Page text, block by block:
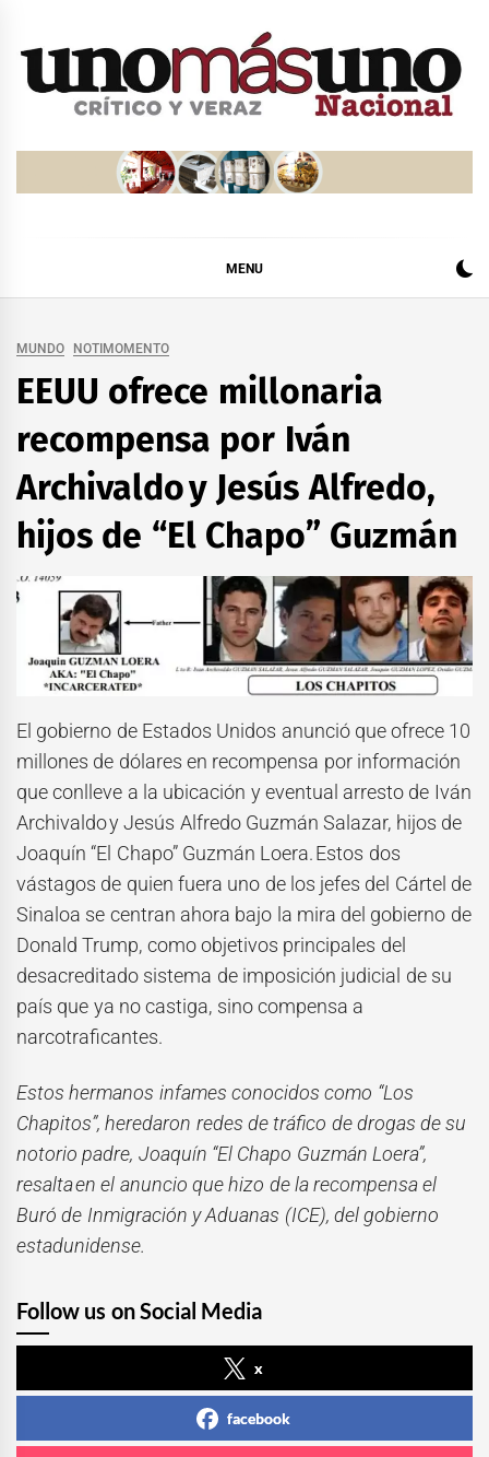
MENU
MUNDO NOTIMOMENTO
EEUU ofrece millonaria
recompensa por Iván
Archivaldo y Jesús Alfredo,
hijos de “El Chapo” Guzmán
El gobierno de Estados Unidos anunció que ofrece 10
millones de dólares en recompensa por información
que conlleve a la ubicación y eventual arresto de Iván
Archivaldo y Jesús Alfredo Guzmán Salazar, hijos de
Joaquín “El Chapo” Guzmán Loera. Estos dos
vástagos de quien fuera uno de los jefes del Cártel de
Sinaloa se centran ahora bajo la mira del gobierno de
Donald Trump, como objetivos principales del
desacreditado sistema de imposición judicial de su
país que ya no castiga, sino compensa a
narcotraficantes.
Estos hermanos infames conocidos como “Los
Chapitos”, heredaron redes de tráfico de drogas de su
notorio padre, Joaquín “El Chapo Guzmán Loera”,
resalta en el anuncio que hizo de la recompensa el
Buró de Inmigración y Aduanas (ICE), del gobierno
estadunidense.
Follow us on Social Media
x
facebook